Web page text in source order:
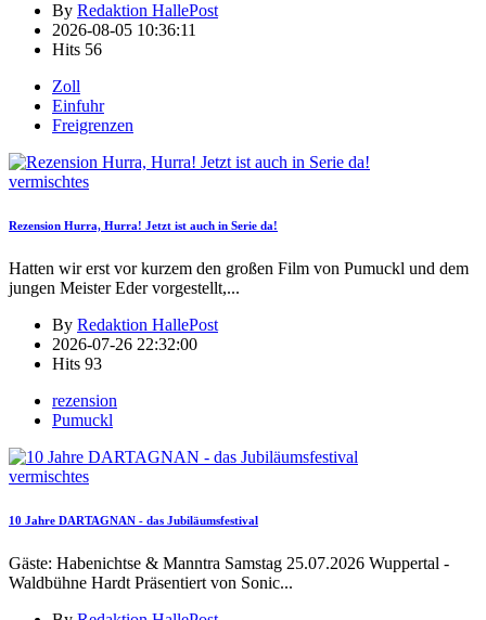
By Redaktion HallePost
2026-08-05 10:36:11
Hits 56
Zoll
Einfuhr
Freigrenzen
vermischtes
Rezension Hurra, Hurra! Jetzt ist auch in Serie da!
Hatten wir erst vor kurzem den großen Film von Pumuckl und dem
jungen Meister Eder vorgestellt,...
By Redaktion HallePost
2026-07-26 22:32:00
Hits 93
rezension
Pumuckl
vermischtes
10 Jahre DARTAGNAN - das Jubiläumsfestival
Gäste: Habenichtse & Manntra Samstag 25.07.2026 Wuppertal -
Waldbühne Hardt Präsentiert von Sonic...